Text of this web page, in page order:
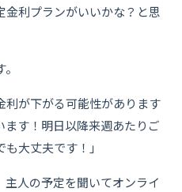
利プランがいいかな？と思
利が下がる可能性があります
す！明日以降来週あたりご
大丈夫です！」
人の予定を聞いてオンライ